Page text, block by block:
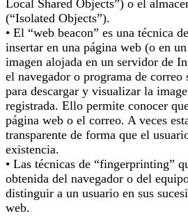
Local Shared Objects”) o el
(“Isolated Objects”).
• El “web beacon” es una técnica
insertar en una página web (o en
imagen alojada en un servidor de
el navegador o programa de
para descargar y visualizar la
registrada. Ello permite conocer
página web o el correo. A veces
transparente de forma que el
existencia.
• Las técnicas de “fingerprinting”
obtenida del navegador o del
distinguir a un usuario en sus
web.